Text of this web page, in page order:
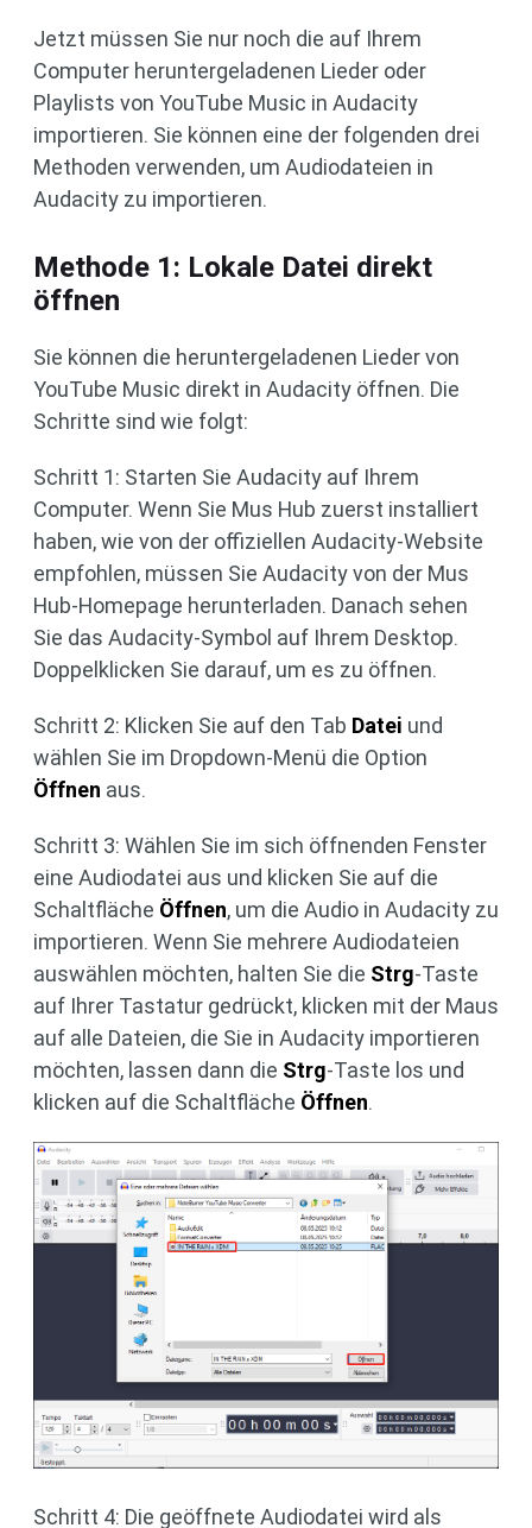
Jetzt müssen Sie nur noch die auf Ihrem
Computer heruntergeladenen Lieder oder
Playlists von YouTube Music in Audacity
importieren. Sie können eine der folgenden drei
Methoden verwenden, um Audiodateien in
Audacity zu importieren.
Methode 1: Lokale Datei direkt
öffnen
Sie können die heruntergeladenen Lieder von
YouTube Music direkt in Audacity öffnen. Die
Schritte sind wie folgt:
Schritt 1: Starten Sie Audacity auf Ihrem
Computer. Wenn Sie Mus Hub zuerst installiert
haben, wie von der offiziellen Audacity-Website
empfohlen, müssen Sie Audacity von der Mus
Hub-Homepage herunterladen. Danach sehen
Sie das Audacity-Symbol auf Ihrem Desktop.
Doppelklicken Sie darauf, um es zu öffnen.
Schritt 2: Klicken Sie auf den Tab Datei und
wählen Sie im Dropdown-Menü die Option
Öffnen aus.
Schritt 3: Wählen Sie im sich öffnenden Fenster
eine Audiodatei aus und klicken Sie auf die
Schaltfläche Öffnen, um die Audio in Audacity zu
importieren. Wenn Sie mehrere Audiodateien
auswählen möchten, halten Sie die Strg-Taste
auf Ihrer Tastatur gedrückt, klicken mit der Maus
auf alle Dateien, die Sie in Audacity importieren
möchten, lassen dann die Strg-Taste los und
klicken auf die Schaltfläche Öffnen.
Schritt 4: Die geöffnete Audiodatei wird als